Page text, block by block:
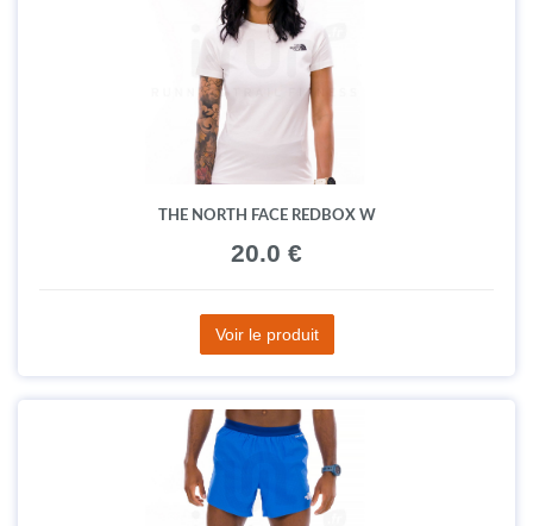
THE NORTH FACE REDBOX W
20.0 €
Voir le produit